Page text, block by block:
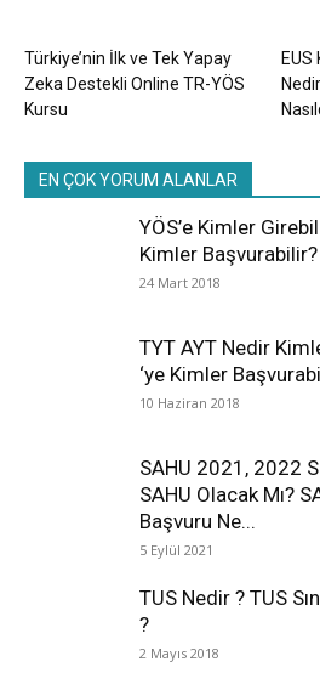
Türkiye’nin İlk ve Tek Yapay
Zeka Destekli Online TR-YÖS
Kursu
EUS
EN ÇOK YORUM ALANLAR
YÖS’e Kimler
Kimler Başvurabilir?
24 Mart 2018
TYT AYT Nedir
‘ye Kimler
10 Haziran 2018
SAHU 2021, 2022
SAHU Olacak Mı?
Başvuru Ne...
5 Eylül 2021
TUS Nedir ? TUS
?
2 Mayıs 2018